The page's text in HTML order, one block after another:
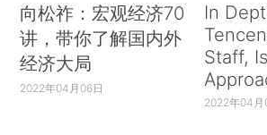
向松祚：宏观经济70
讲，带你了解国内外
经济大局
2022年04月06日
In
Staff,
2022年04月